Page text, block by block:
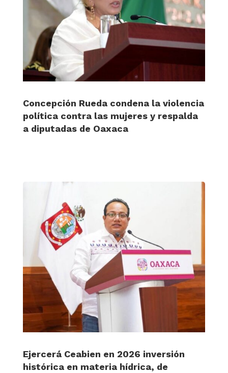
Concepción Rueda condena la violencia
política contra las mujeres y respalda
a diputadas de Oaxaca
Ejercerá Ceabien en 2026 inversión
histórica en materia hídrica, de